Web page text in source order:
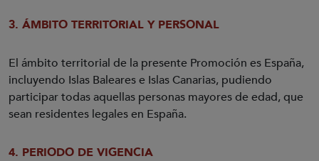
3. ÁMBITO TERRITORIAL Y PERSONAL
El ámbito territorial de la presente Promoción es España,
incluyendo Islas Baleares e Islas Canarias, pudiendo
participar todas aquellas personas mayores de edad, que
sean residentes legales en España.
4. PERIODO DE VIGENCIA